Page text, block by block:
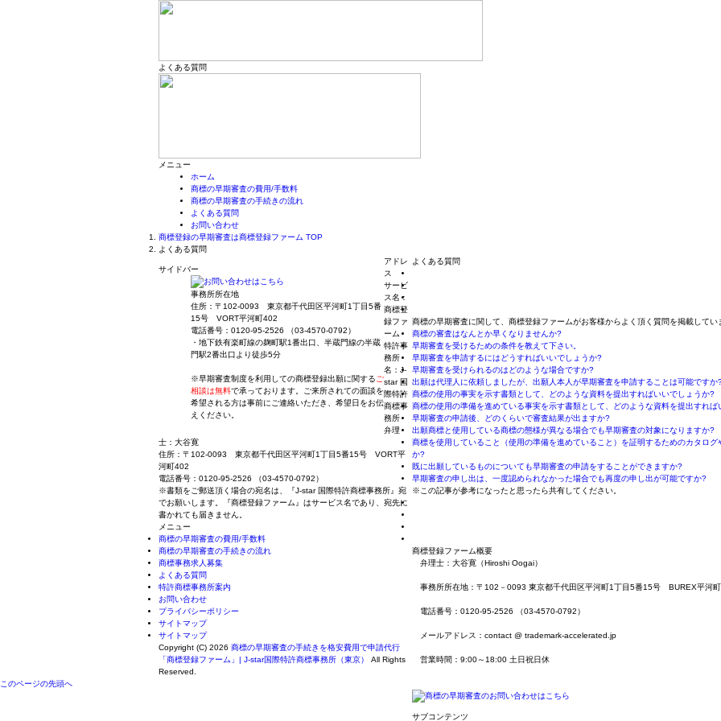
よくある質問
メニュー
ホーム
商標の早期審査の費用/手数料
商標の早期審査の手続きの流れ
よくある質問
お問い合わせ
商標登録の早期審査は商標登録ファーム TOP
よくある質問
よくある質問
商標の早期審査に関して、商標登録ファームがお客様からよく頂く質問を掲載してい
商標の審査はなんとか早くなりませんか?
早期審査を受けるための条件を教えて下さい。
早期審査を申請するにはどうすればいいでしょうか?
早期審査を受けられるのはどのような場合ですか?
出願は代理人に依頼しましたが、出願人本人が早期審査を申請することは可能ですか
商標の使用の事実を示す書類として、どのような資料を提出すればいいでしょうか?
商標の使用の準備を進めている事実を示す書類として、どのような資料を提出すれば
早期審査の申請後、どのくらいで審査結果が出ますか?
出願商標と使用している商標の態様が異なる場合でも早期審査の対象になりますか?
商標を使用していること（使用の準備を進めていること）を証明するためのカタロ
か?
既に出願しているものについても早期審査の申請をすることができますか?
早期審査の申し出は、一度認められなかった場合でも再度の申し出が可能ですか?
※この記事が参考になったと思ったら共有してください。
商標登録ファーム概要
弁理士：大谷寛（Hiroshi Oogai）
事務所所在地：〒102－0093 東京都千代田区平河町1丁目5番15号 BUREX平河
電話番号：0120-95-2526 （03-4570-0792）
メールアドレス：contact @ trademark-accelerated.jp
営業時間：9:00～18:00 土日祝日休
サブコンテンツ
サイドバー
事務所所在地
住所：〒102-0093 東京都千代田区平河町1丁目5番
15号 VORT平河町402
電話番号：0120-95-2526 （03-4570-0792）
・地下鉄有楽町線の麹町駅1番出口、半蔵門線の半蔵
門駅2番出口より徒歩5分
※早期審査制度を利用しての商標登録出願に関する ご
相談は無料で承っております。ご来所されての面談を
希望される方は事前にご連絡いただき、希望日をお伝
えください。
アドレ
ス
サービ
ス名：
商標登
録ファ
ーム
特許事
務所
名：J-
star 国
際特許
商標事
務所
弁理
士：大谷寛
住所：〒102-0093 東京都千代田区平河町1丁目5番15号 VORT平
河町402
電話番号：0120-95-2526 （03-4570-0792）
※書類をご郵送頂く場合の宛名は、『J-star 国際特許商標事務所』宛
でお願いします。『商標登録ファーム』はサービス名であり、宛先に
書かれても届きません。
メニュー
商標の早期審査の費用/手数料
商標の早期審査の手続きの流れ
商標事務求人募集
よくある質問
特許商標事務所案内
お問い合わせ
プライバシーポリシー
サイトマップ
サイトマップ
Copyright (C) 2026 商標の早期審査の手続きを格安費用で申請代行
「商標登録ファーム」| J-star国際特許商標事務所（東京）
All Rights
Reserved.
このページの先頭へ